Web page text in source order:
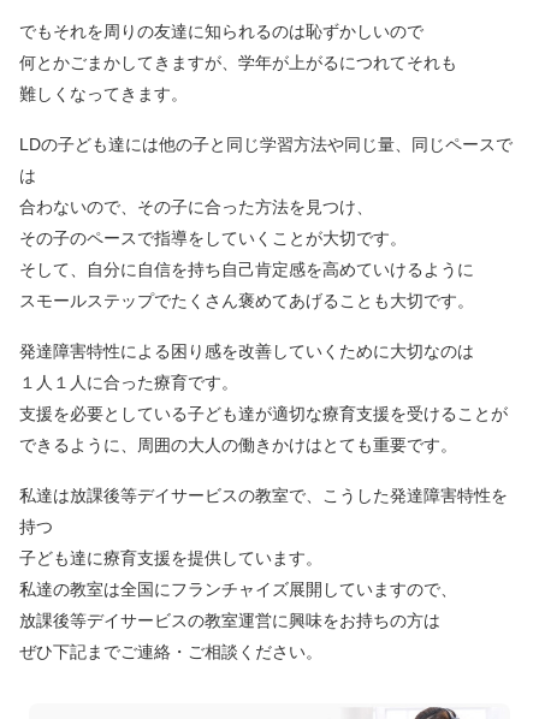
でもそれを周りの友達に知られるのは恥ずかしいので
何とかごまかしてきますが、学年が上がるにつれてそれも
難しくなってきます。
LDの子ども達には他の子と同じ学習方法や同じ量、同じペースで
は
合わないので、その子に合った方法を見つけ、
その子のペースで指導をしていくことが大切です。
そして、自分に自信を持ち自己肯定感を高めていけるように
スモールステップでたくさん褒めてあげることも大切です。
発達障害特性による困り感を改善していくために大切なのは
１人１人に合った療育です。
支援を必要としている子ども達が適切な療育支援を受けることが
できるように、周囲の大人の働きかけはとても重要です。
私達は放課後等デイサービスの教室で、こうした発達障害特性を
持つ
子ども達に療育支援を提供しています。
私達の教室は全国にフランチャイズ展開していますので、
放課後等デイサービスの教室運営に興味をお持ちの方は
ぜひ下記までご連絡・ご相談ください。